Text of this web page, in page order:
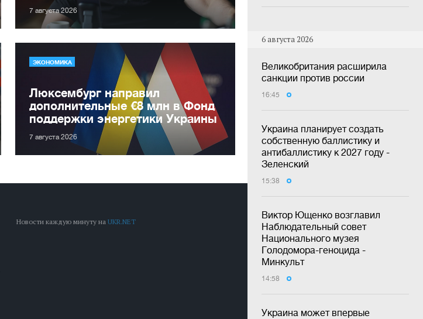
6 августа 2026
Великобритания расширила
санкции против россии
16:45
Украина планирует создать
собственную баллистику и
антибаллистику к 2027 году -
Зеленский
15:38
Виктор Ющенко возглавил
Наблюдательный совет
Национального музея
Голодомора-геноцида -
Минкульт
14:58
Украина может впервые
7 августа 2026
ЭКОНОМИКА
Люксембург направил
дополнительные €8 млн в Фонд
поддержки энергетики Украины
7 августа 2026
Новости каждую минуту наUKR.NET